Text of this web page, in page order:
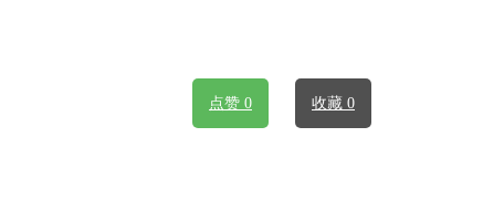
点赞 0 收藏 0